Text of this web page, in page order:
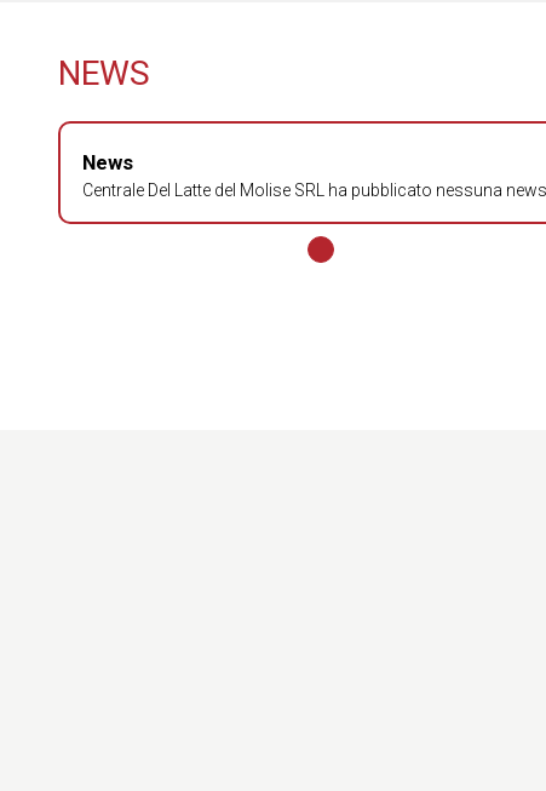
NEWS
News
Centrale Del Latte del Molise SRL ha pubblicato nessuna